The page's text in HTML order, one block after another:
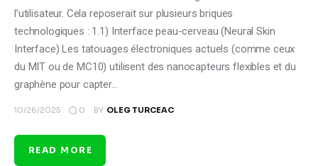
l’utilisateur. Cela reposerait sur plusieurs briques
technologiques : 1.1) Interface peau-cerveau (Neural Skin
Interface) Les tatouages électroniques actuels (comme ceux
du MIT ou de MC10) utilisent des nanocapteurs flexibles et du
graphène pour capter…
10/26/2025 0 BY OLEG TURCEAC
READ MORE